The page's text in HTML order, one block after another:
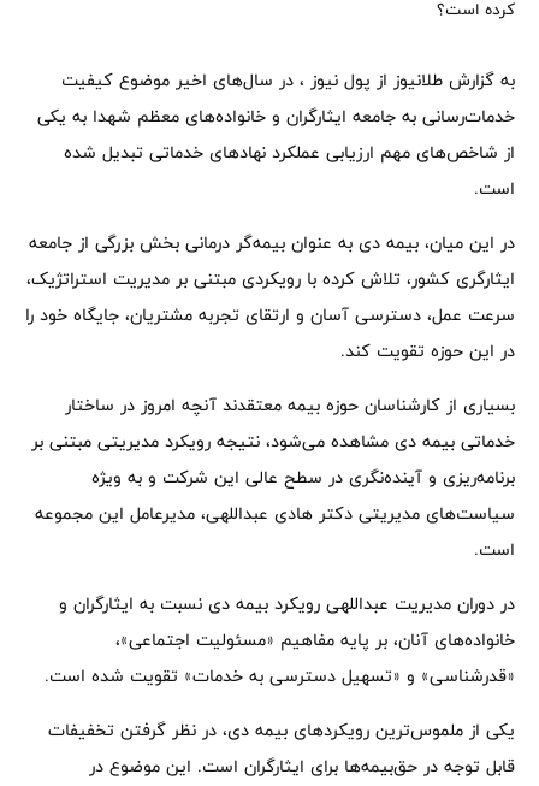
به گزارش طلانیوز از پول نیوز ، در سال‌های اخیر موضوع کیفیت
خدمات‌رسانی به جامعه ایثارگران و خانواده‌های معظم شهدا به یکی
از شاخص‌های مهم ارزیابی عملکرد نهادهای خدماتی تبدیل شده
است.
در این میان، بیمه دی به عنوان بیمه‌گر درمانی بخش بزرگی از جامعه
ایثارگری کشور، تلاش کرده با رویکردی مبتنی بر مدیریت استراتژیک،
سرعت عمل، دسترسی آسان و ارتقای تجربه مشتریان، جایگاه خود را
در این حوزه تقویت کند.
بسیاری از کارشناسان حوزه بیمه معتقدند آنچه امروز در ساختار
خدماتی بیمه دی مشاهده می‌شود، نتیجه رویکرد مدیریتی مبتنی بر
برنامه‌ریزی و آینده‌نگری در سطح عالی این شرکت و به ویژه
سیاست‌های مدیریتی دکتر هادی عبداللهی، مدیرعامل این مجموعه
است.
در دوران مدیریت عبداللهی رویکرد بیمه دی نسبت به ایثارگران و
خانواده‌های آنان، بر پایه مفاهیم «مسئولیت اجتماعی»،
«قدرشناسی» و «تسهیل دسترسی به خدمات» تقویت شده است.
یکی از ملموس‌ترین رویکردهای بیمه دی، در نظر گرفتن تخفیفات
قابل توجه در حق‌بیمه‌ها برای ایثارگران است. این موضوع در